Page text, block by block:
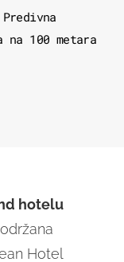
na 100 metara
hotelu
Hotel